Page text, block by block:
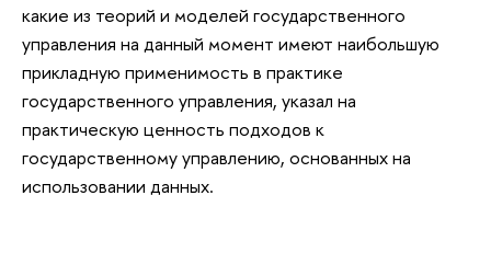
какие из теорий и моделей государственного
управления на данный момент имеют наибольшую
прикладную применимость в практике
государственного управления, указал на
практическую ценность подходов к
государственному управлению, основанных на
использовании данных.